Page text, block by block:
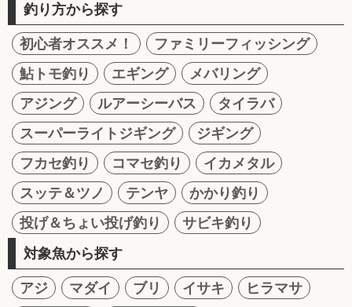
釣り方から探す
初心者オススメ！
ファミリーフィッシング
鮎トモ釣り
エギング
メバリング
アジング
ルアーシーバス
タイラバ
スーパーライトジギング
ジギング
フカセ釣り
コマセ釣り
イカメタル
スッテ＆ツノ
テンヤ
かかり釣り
投げ＆ちょい投げ釣り
サビキ釣り
対象魚から探す
アジ マダイ ブリ イサキ
ヒラマサ